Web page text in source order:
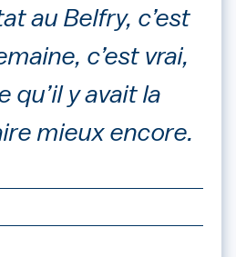
au Belfry, c’est
c’est vrai,
qu’il y avait la
mieux encore.